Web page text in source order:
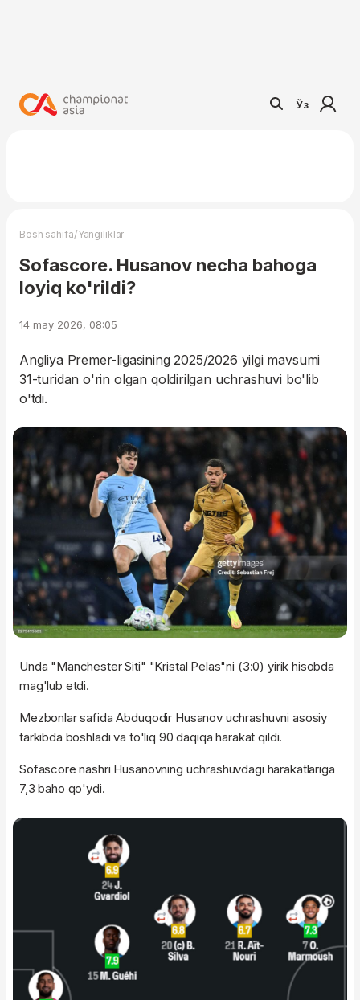
Ўз
Bosh sahifa/Yangiliklar
Sofascore. Husanov necha bahoga
loyiq ko'rildi?
14 may 2026, 08:05
Angliya Premer-ligasining 2025/2026 yilgi mavsumi
31-turidan o'rin olgan qoldirilgan uchrashuvi bo'lib
o'tdi.
Unda "Manchester Siti" "Kristal Pelas"ni (3:0) yirik hisobda
mag'lub etdi.
Mezbonlar safida Abduqodir Husanov uchrashuvni asosiy
tarkibda boshladi va to'liq 90 daqiqa harakat qildi.
Sofascore nashri Husanovning uchrashuvdagi harakatlariga
7,3 baho qo'ydi.